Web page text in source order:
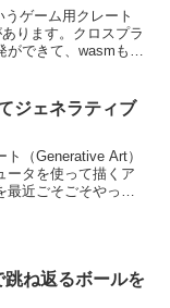
ゲーム用クレート
ります。クロスプラ
ができて、wasmもで
のあたり知りたい人
ジェネラティブ
（Generative Art）
ータを使って描くア
最近ごそごそやって
ね返るボールを